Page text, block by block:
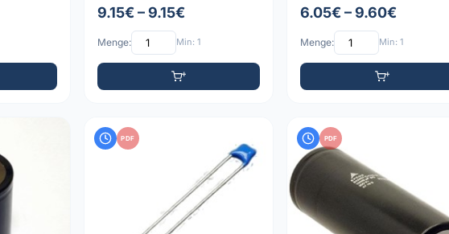
9.15€ – 9.15€
Menge: Min: 1
6.05€ – 9.60€
Menge: Min: 1
PDF PDF